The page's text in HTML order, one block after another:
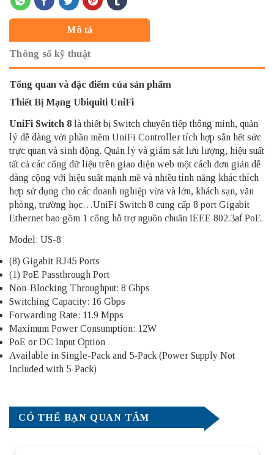
Mô tả
Thông số kỹ thuật
Tổng quan và đặc điểm của sản phẩm
Thiết Bị Mạng Ubiquiti UniFi
UniFi Switch 8 là thiết bị Switch chuyển tiếp thông minh, quản
lý dễ dàng với phần mềm UniFi Controller tích hợp sẵn hết sức
trực quan và sinh động. Quản lý và giám sát lưu lượng, hiệu suất
tất cả các cổng dữ liệu trên giao diện web một cách đơn giản dễ
dàng cộng với hiệu suất mạnh mẽ và nhiều tính năng khác thích
hợp sử dụng cho các doanh nghiệp vừa và lớn, khách sạn, văn
phòng, trường học…UniFi Switch 8 cung cấp 8 port Gigabit
Ethernet bao gồm 1 cổng hỗ trợ nguồn chuẩn IEEE 802.3af PoE.
Model: US-8
(8) Gigabit RJ45 Ports
(1) PoE Passthrough Port
Non-Blocking Throughput: 8 Gbps
Switching Capacity: 16 Gbps
Forwarding Rate: 11.9 Mpps
Maximum Power Consumption: 12W
PoE or DC Input Option
Available in Single-Pack and 5-Pack (Power Supply Not
Included with 5-Pack)
CÓ THỂ BẠN QUAN TÂM